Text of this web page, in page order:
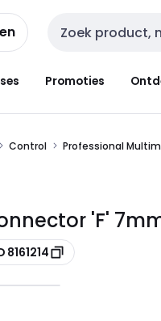
Zoekveld invoer
Promoties
Control Professional
'F'
8161214